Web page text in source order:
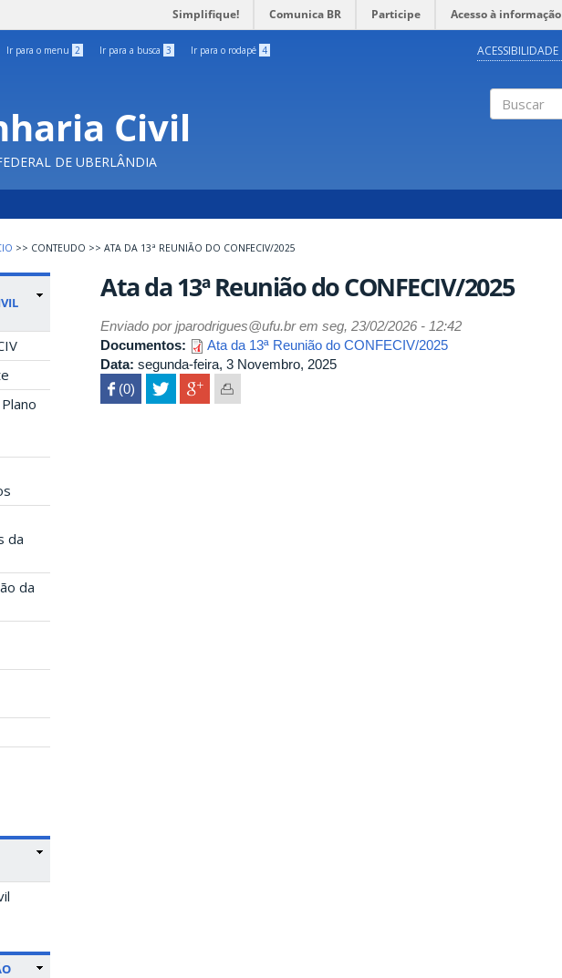
Simplifique! Comunica BR Participe Acesso à informação
Ir para o menu 2 Ir para a busca 3 Ir para o rodapé 4 ACESSIBILIDADE
Civil
DE UBERLÂNDIA
>> CONTEUDO >> ATA DA 13ª REUNIÃO DO CONFECIV/2025
da
da
Ata da 13ª Reunião do CONFECIV/2025
Enviado porjparodrigues@ufu.brem seg, 23/02/2026 - 12:42
Documentos:
Ata da 13ª Reunião do CONFECIV/2025
Data: segunda-feira, 3 Novembro, 2025
 (0)